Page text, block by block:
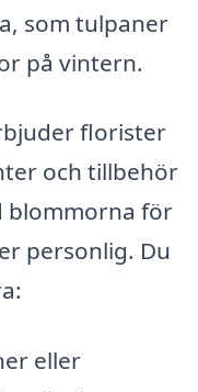
som tulpaner
på vintern.
florister
och tillbehör
blommorna för
personlig. Du
eller